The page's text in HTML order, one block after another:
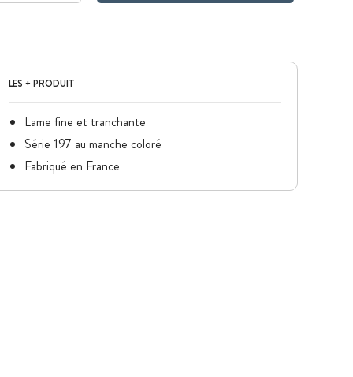
LES + PRODUIT
Lame fine et tranchante
Série 197 au manche coloré
Fabriqué en France